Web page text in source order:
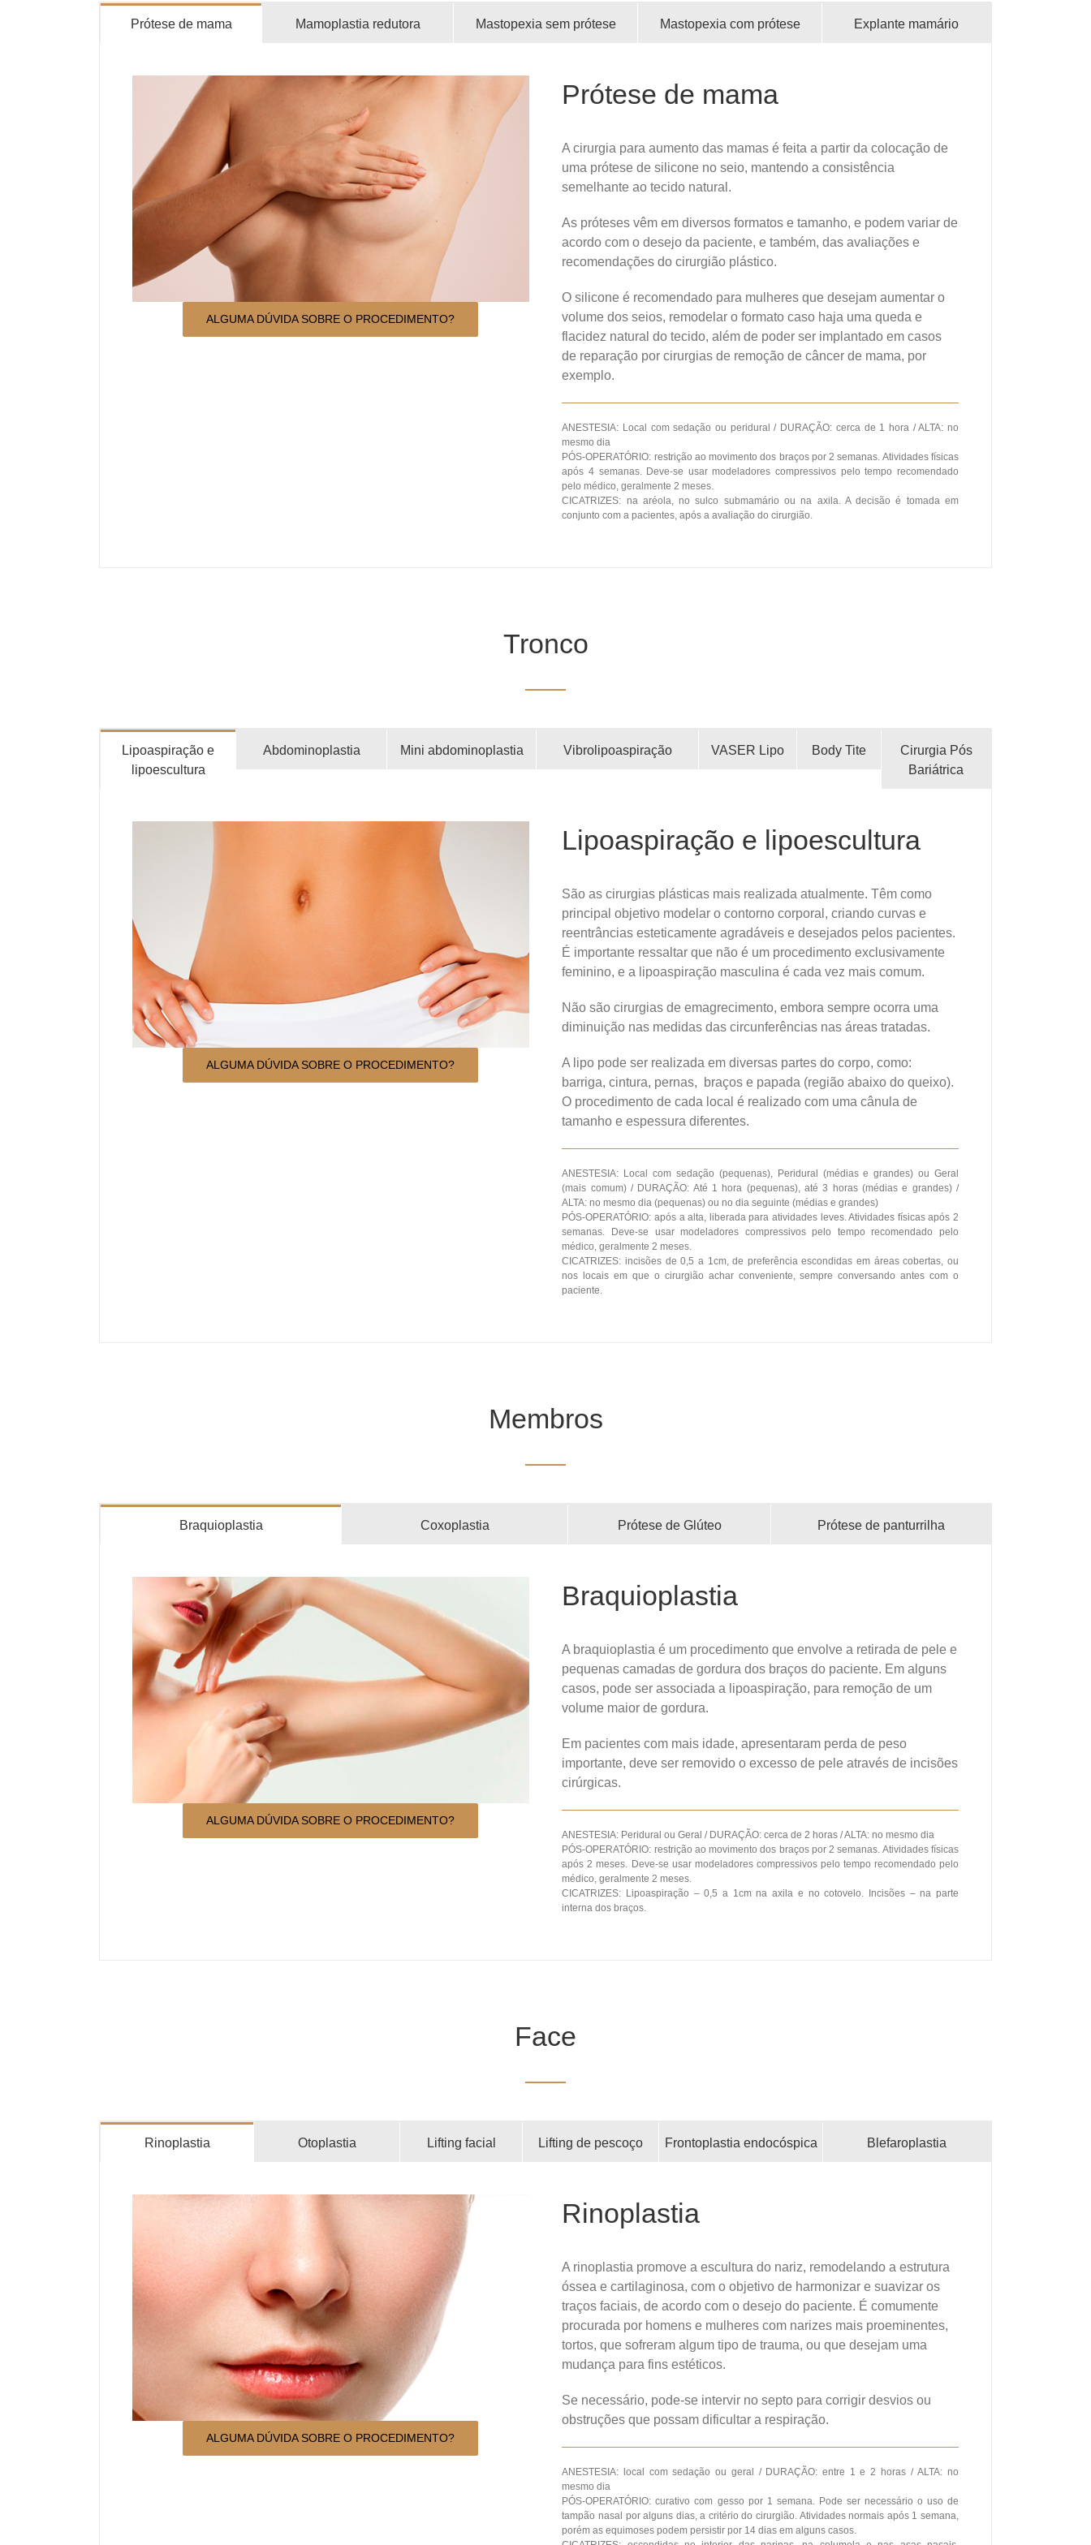
Prótese de mama Mamoplastia redutora Mastopexia sem prótese Mastopexia com prótese Explante mamário
ALGUMA DÚVIDA SOBRE O PROCEDIMENTO?
Prótese de mama
A cirurgia para aumento das mamas é feita a partir da colocação de
uma prótese de silicone no seio, mantendo a consistência
semelhante ao tecido natural.
As próteses vêm em diversos formatos e tamanho, e podem variar de
acordo com o desejo da paciente, e também, das avaliações e
recomendações do cirurgião plástico.
O silicone é recomendado para mulheres que desejam aumentar o
volume dos seios, remodelar o formato caso haja uma queda e
flacidez natural do tecido, além de poder ser implantado em casos
de reparação por cirurgias de remoção de câncer de mama, por
exemplo.
ANESTESIA: Local com sedação ou peridural / DURAÇÃO: cerca de 1 hora / ALTA: no
mesmo dia
PÓS-OPERATÓRIO: restrição ao movimento dos braços por 2 semanas. Atividades físicas
após 4 semanas. Deve-se usar modeladores compressivos pelo tempo recomendado
pelo médico, geralmente 2 meses.
CICATRIZES: na aréola, no sulco submamário ou na axila. A decisão é tomada em
conjunto com a pacientes, após a avaliação do cirurgião.
Tronco
Lipoaspiração e
lipoescultura
Abdominoplastia Mini abdominoplastia Vibrolipoaspiração VASER Lipo Body Tite
Cirurgia Pós
Bariátrica
ALGUMA DÚVIDA SOBRE O PROCEDIMENTO?
Lipoaspiração e lipoescultura
São as cirurgias plásticas mais realizada atualmente. Têm como
principal objetivo modelar o contorno corporal, criando curvas e
reentrâncias esteticamente agradáveis e desejados pelos pacientes.
É importante ressaltar que não é um procedimento exclusivamente
feminino, e a lipoaspiração masculina é cada vez mais comum.
Não são cirurgias de emagrecimento, embora sempre ocorra uma
diminuição nas medidas das circunferências nas áreas tratadas.
A lipo pode ser realizada em diversas partes do corpo, como:
barriga, cintura, pernas, braços e papada (região abaixo do queixo).
O procedimento de cada local é realizado com uma cânula de
tamanho e espessura diferentes.
ANESTESIA: Local com sedação (pequenas), Peridural (médias e grandes) ou Geral
(mais comum) / DURAÇÃO: Até 1 hora (pequenas), até 3 horas (médias e grandes) /
ALTA: no mesmo dia (pequenas) ou no dia seguinte (médias e grandes)
PÓS-OPERATÓRIO: após a alta, liberada para atividades leves. Atividades físicas após 2
semanas. Deve-se usar modeladores compressivos pelo tempo recomendado pelo
médico, geralmente 2 meses.
CICATRIZES: incisões de 0,5 a 1cm, de preferência escondidas em áreas cobertas, ou
nos locais em que o cirurgião achar conveniente, sempre conversando antes com o
paciente.
Membros
Braquioplastia Coxoplastia Prótese de Glúteo Prótese de panturrilha
ALGUMA DÚVIDA SOBRE O PROCEDIMENTO?
Braquioplastia
A braquioplastia é um procedimento que envolve a retirada de pele e
pequenas camadas de gordura dos braços do paciente. Em alguns
casos, pode ser associada a lipoaspiração, para remoção de um
volume maior de gordura.
Em pacientes com mais idade, apresentaram perda de peso
importante, deve ser removido o excesso de pele através de incisões
cirúrgicas.
ANESTESIA: Peridural ou Geral / DURAÇÃO: cerca de 2 horas / ALTA: no mesmo dia
PÓS-OPERATÓRIO: restrição ao movimento dos braços por 2 semanas. Atividades físicas
após 2 meses. Deve-se usar modeladores compressivos pelo tempo recomendado pelo
médico, geralmente 2 meses.
CICATRIZES: Lipoaspiração – 0,5 a 1cm na axila e no cotovelo. Incisões – na parte
interna dos braços.
Face
Rinoplastia Otoplastia Lifting facial Lifting de pescoço Frontoplastia endocóspica Blefaroplastia
ALGUMA DÚVIDA SOBRE O PROCEDIMENTO?
Rinoplastia
A rinoplastia promove a escultura do nariz, remodelando a estrutura
óssea e cartilaginosa, com o objetivo de harmonizar e suavizar os
traços faciais, de acordo com o desejo do paciente. É comumente
procurada por homens e mulheres com narizes mais proeminentes,
tortos, que sofreram algum tipo de trauma, ou que desejam uma
mudança para fins estéticos.
Se necessário, pode-se intervir no septo para corrigir desvios ou
obstruções que possam dificultar a respiração.
ANESTESIA: local com sedação ou geral / DURAÇÃO: entre 1 e 2 horas / ALTA: no
mesmo dia
PÓS-OPERATÓRIO: curativo com gesso por 1 semana. Pode ser necessário o uso de
tampão nasal por alguns dias, a critério do cirurgião. Atividades normais após 1 semana,
porém as equimoses podem persistir por 14 dias em alguns casos.